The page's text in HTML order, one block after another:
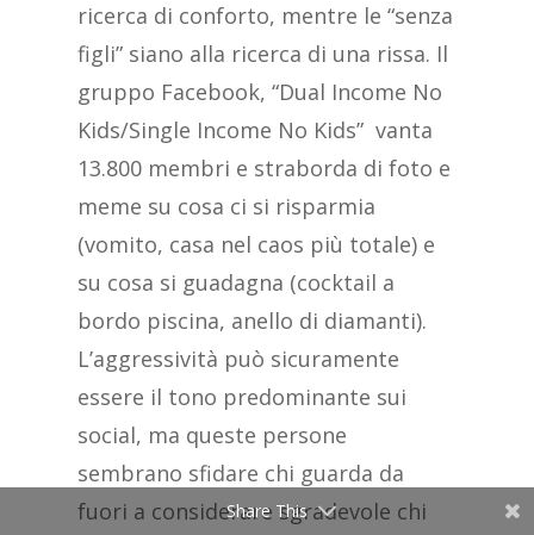
ricerca di conforto, mentre le “senza
figli” siano alla ricerca di una rissa. Il
gruppo Facebook, “Dual Income No
Kids/Single Income No Kids” vanta
13.800 membri e straborda di foto e
meme su cosa ci si risparmia
(vomito, casa nel caos più totale) e
su cosa si guadagna (cocktail a
bordo piscina, anello di diamanti).
L’aggressività può sicuramente
essere il tono predominante sui
social, ma queste persone
sembrano sfidare chi guarda da
fuori a considerare sgradevole chi
Share This